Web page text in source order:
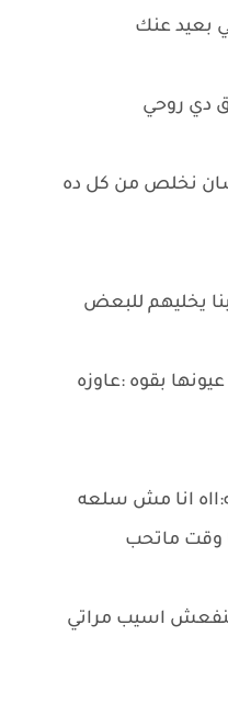
بعيد عنك
دي روحي
نخلص من كل ده
يخليهم للبعض
بقوه :عاوزه
انا مش سلعه
وقت ماتحب
اسيب مراتي